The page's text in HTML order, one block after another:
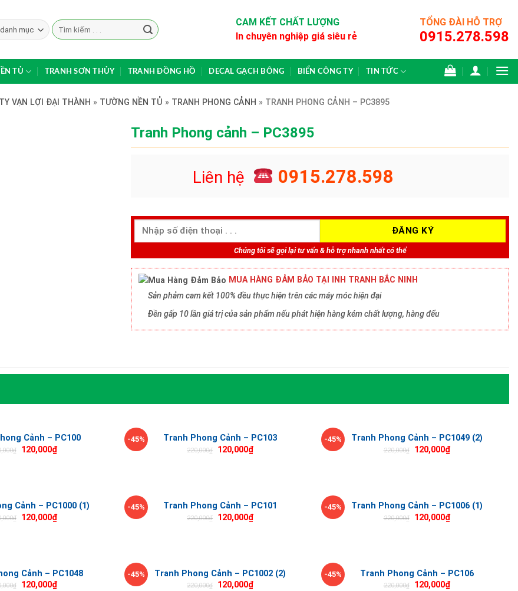
Search
for:
CAM KẾT CHẤT LƯỢNG
In chuyên nghiệp giá siêu rẻ
TỔNG ĐÀI HỖ TRỢ
0915.278.598
TỦ TRANH SƠN THỦY TRANH ĐỒNG HỒ DECAL GẠCH BÔNG BIỂN CÔNG TY TIN TỨC
VẠN LỢI ĐẠI THÀNH » TƯỜNG NỀN TỦ » TRANH PHONG CẢNH » TRANH PHONG CẢNH – PC3895
Tranh Phong cảnh – PC3895
Liên hệ 0915.278.598
Chúng tôi sẽ gọi lại tư vấn & hỗ trợ nhanh nhất có thể
MUA HÀNG ĐẢM BẢO TẠI INH TRANH BẮC NINH
Sản phảm cam kết 100% đều thực hiện trên các máy móc hiện đại
Đền gấp 10 lần giá trị của sản phẩm nếu phát hiện hàng kém chất lượng, hàng đểu
Cảnh – PC100
₫ 120,000₫
-45% Tranh Phong Cảnh – PC103
220,000₫ 120,000₫
-45% Tranh Phong Cảnh – PC1049 (2)
220,000₫ 120,000₫
Cảnh – PC1000 (1)
₫ 120,000₫
-45% Tranh Phong Cảnh – PC101
220,000₫ 120,000₫
-45% Tranh Phong Cảnh – PC1006 (1)
220,000₫ 120,000₫
Cảnh – PC1048
₫ 120,000₫
-45% Tranh Phong Cảnh – PC1002 (2)
220,000₫ 120,000₫
-45% Tranh Phong Cảnh – PC106
220,000₫ 120,000₫